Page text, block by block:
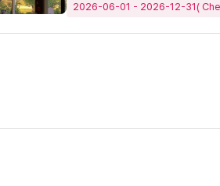
2026-06-01 - 2026-12-31(